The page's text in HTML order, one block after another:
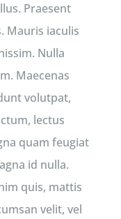
Praesent
Mauris iaculis
Nulla
Maecenas
volutpat,
lectus
quam feugiat
id nulla.
quis, mattis
velit, vel